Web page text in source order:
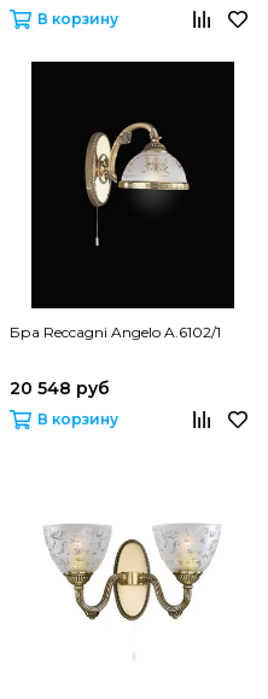
В корзину
Бра Reccagni Angelo A.6102/1
20 548 руб
В корзину